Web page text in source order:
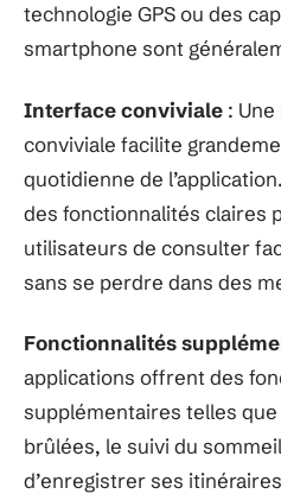
technologie GPS ou des
smartphone sont
Interface conviviale :
conviviale facilite
quotidienne de
des fonctionnalités claires
utilisateurs de consulter
sans se perdre dans des
Fonctionnalités
applications offrent des
supplémentaires telles
brûlées, le suivi du
d’enregistrer ses